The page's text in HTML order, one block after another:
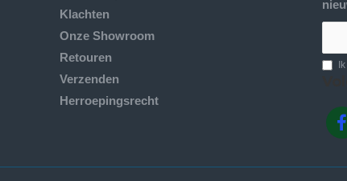
Klachten
Onze Showroom
Retouren
Verzenden
Herroepingsrecht